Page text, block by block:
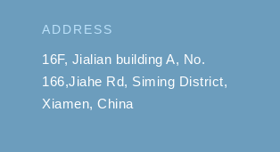
ADDRESS
16F, Jialian building A, No.
166,Jiahe Rd, Siming District,
Xiamen, China